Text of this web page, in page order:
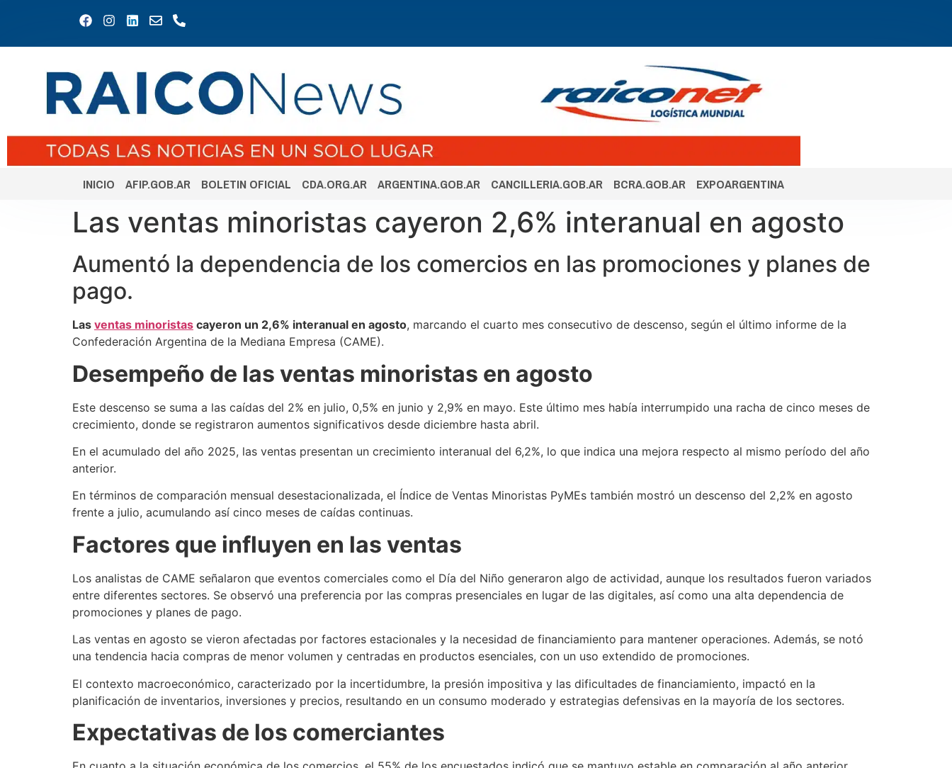
INICIO AFIP.GOB.AR BOLETIN OFICIAL CDA.ORG.AR ARGENTINA.GOB.AR CANCILLERIA.GOB.AR BCRA.GOB.AR EXPOARGENTINA
Las ventas minoristas cayeron 2,6% interanual en agosto
Aumentó la dependencia de los comercios en las promociones y planes de
pago.
Las ventas minoristas cayeron un 2,6% interanual en agosto, marcando el cuarto mes consecutivo de descenso, según el último informe de la
Confederación Argentina de la Mediana Empresa (CAME).
Desempeño de las ventas minoristas en agosto
Este descenso se suma a las caídas del 2% en julio, 0,5% en junio y 2,9% en mayo. Este último mes había interrumpido una racha de cinco meses de
crecimiento, donde se registraron aumentos significativos desde diciembre hasta abril.
En el acumulado del año 2025, las ventas presentan un crecimiento interanual del 6,2%, lo que indica una mejora respecto al mismo período del año
anterior.
En términos de comparación mensual desestacionalizada, el Índice de Ventas Minoristas PyMEs también mostró un descenso del 2,2% en agosto
frente a julio, acumulando así cinco meses de caídas continuas.
Factores que influyen en las ventas
Los analistas de CAME señalaron que eventos comerciales como el Día del Niño generaron algo de actividad, aunque los resultados fueron variados
entre diferentes sectores. Se observó una preferencia por las compras presenciales en lugar de las digitales, así como una alta dependencia de
promociones y planes de pago.
Las ventas en agosto se vieron afectadas por factores estacionales y la necesidad de financiamiento para mantener operaciones. Además, se notó
una tendencia hacia compras de menor volumen y centradas en productos esenciales, con un uso extendido de promociones.
El contexto macroeconómico, caracterizado por la incertidumbre, la presión impositiva y las dificultades de financiamiento, impactó en la
planificación de inventarios, inversiones y precios, resultando en un consumo moderado y estrategias defensivas en la mayoría de los sectores.
Expectativas de los comerciantes